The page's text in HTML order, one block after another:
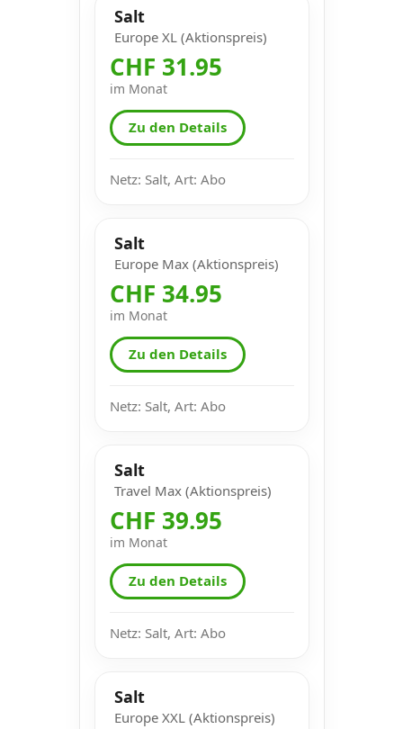
Salt
Europe XL (Aktionspreis)
CHF 31.95
im Monat
Zu den Details
Netz: Salt, Art: Abo
Salt
Europe Max (Aktionspreis)
CHF 34.95
im Monat
Zu den Details
Netz: Salt, Art: Abo
Salt
Travel Max (Aktionspreis)
CHF 39.95
im Monat
Zu den Details
Netz: Salt, Art: Abo
Salt
Europe XXL (Aktionspreis)